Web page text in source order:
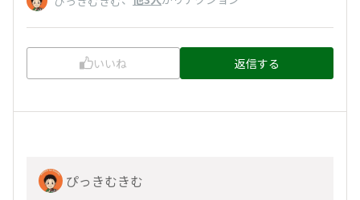
いいね 返信する
ぴっきむきむ